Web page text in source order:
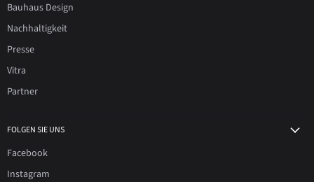
Bauhaus Design
Nachhaltigkeit
Presse
Vitra
Partner
FOLGEN SIE UNS
Facebook
Instagram